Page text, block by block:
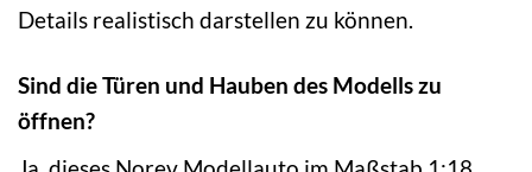
Details realistisch darstellen zu können.
Sind die Türen und Hauben des Modells zu
öffnen?